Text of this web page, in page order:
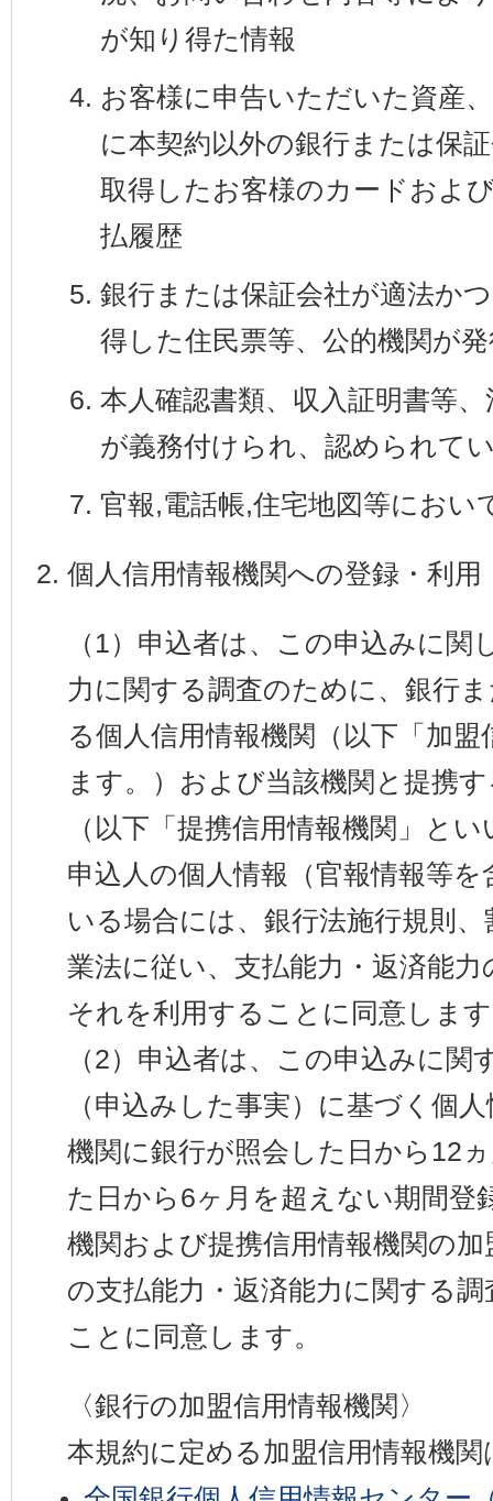
が知り得た情報
お客様に申告いただいた資産
に本契約以外の銀行または保
取得したお客様のカードおよ
払履歴
銀行または保証会社が適法か
得した住民票等、公的機関が
本人確認書類、収入証明書等
が義務付けられ、認められて
官報,電話帳,住宅地図等におい
個人信用情報機関への登録・利用
（1）申込者は、この申込みに関
力に関する調査のために、銀行
る個人信用情報機関（以下「加
ます。）および当該機関と提携
（以下「提携信用情報機関」と
申込人の個人情報（官報情報等
いる場合には、銀行法施行規則
業法に従い、支払能力・返済能
それを利用することに同意しま
（2）申込者は、この申込みに関
（申込みした事実）に基づく個
機関に銀行が照会した日から12
た日から6ヶ月を超えない期間登
機関および提携信用情報機関の
の支払能力・返済能力に関する
ことに同意します。
〈銀行の加盟信用情報機関〉
本規約に定める加盟信用情報機